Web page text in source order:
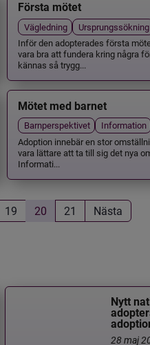
Första mötet
Vägledning Ursprungssökning
Inför den adopterades första
vara bra att fundera kring några
kännas så trygg...
Mötet med barnet
Barnperspektivet Information
Adoption innebär en stor
vara lättare att ta till sig det nya
Informati...
19 20 21 Nästa
Nytt
28 maj